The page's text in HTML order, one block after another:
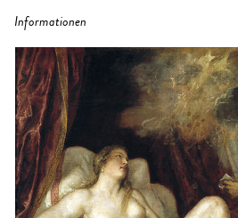
Informationen